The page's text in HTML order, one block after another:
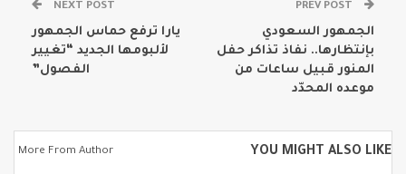
الجمهور السعودي
بإنتظارها.. نفاذ تذاكر حفل
المنور قبيل ساعات من
موعده المحدّد
NEXT POST
يارا ترفع حماس الجمهور
لألبومها الجديد “تغيير
الفصول”
YOU MIGHT ALSO LIKE
More From Author